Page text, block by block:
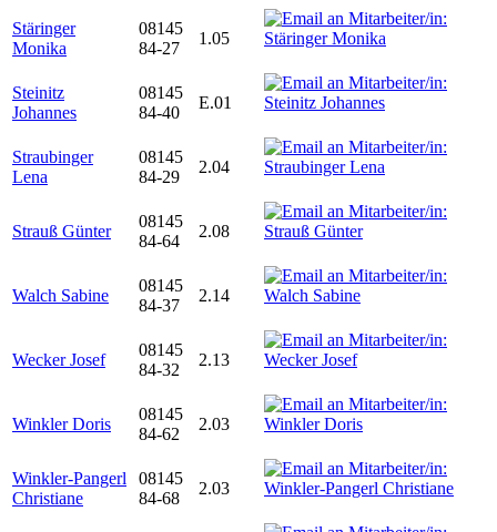
Stäringer
Monika
08145
84-27
1.05
Steinitz
Johannes
08145
84-40
E.01
Straubinger
Lena
08145
84-29
2.04
Strauß Günter
08145
84-64
2.08
Walch Sabine
08145
84-37
2.14
Wecker Josef
08145
84-32
2.13
Winkler Doris
08145
84-62
2.03
Winkler-Pangerl
Christiane
08145
84-68
2.03